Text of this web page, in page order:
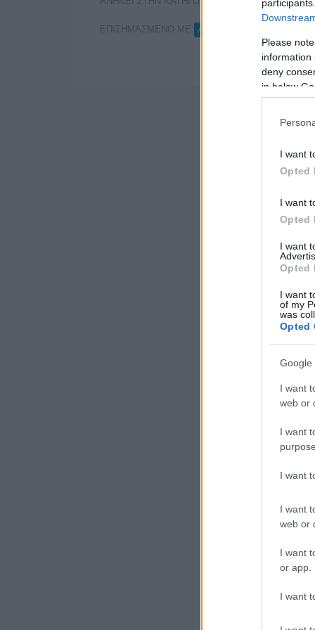
Please
information
deny
in below
I want
Opted
I want
Opted
I want
Opted
I want
of my
was
Opted
Google
I want
web or
I want
I want
I want
web or
I want
or app.
I want
ΕΠΙΣΗΜΑΣΜΕΝΟ ΜΕ: AGB